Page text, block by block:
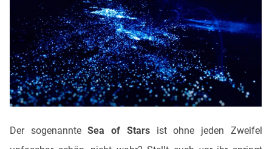
Der sogenannteSea of Starsist ohne jeden Zweifel